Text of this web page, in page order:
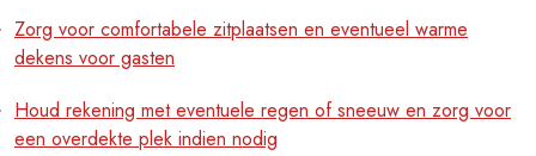
Zorg voor comfortabele zitplaatsen en eventueel warme
dekens voor gasten
Houd rekening met eventuele regen of sneeuw en zorg voor
een overdekte plek indien nodig